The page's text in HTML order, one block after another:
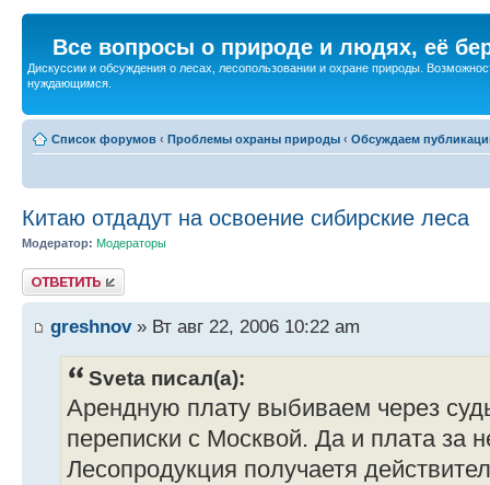
Все вопросы о природе и людях, её
Дискуссии и обсуждения о лесах, лесопользовании и охране природы.
нуждающимся.
Список форумов ‹ Проблемы охраны природы ‹ Обсуждаем
Китаю отдадут на освоение сибирские леса
Модератор: Модераторы
Ответить
greshnov» Вт авг 22, 2006 10:22 am
Sveta писал(а):
Арендную плату выбиваем через
переписки с Москвой. Да и плата за
Лесопродукция получаетя